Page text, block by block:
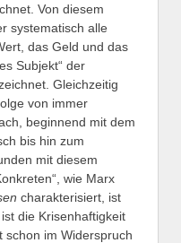
Von diesem
systematisch alle
das Geld und das
Subjekt“ der
Gleichzeitig
von immer
beginnend mit dem
bis hin zum
mit diesem
wie Marx
charakterisiert, ist
die Krisenhaftigkeit
schon im Widerspruch